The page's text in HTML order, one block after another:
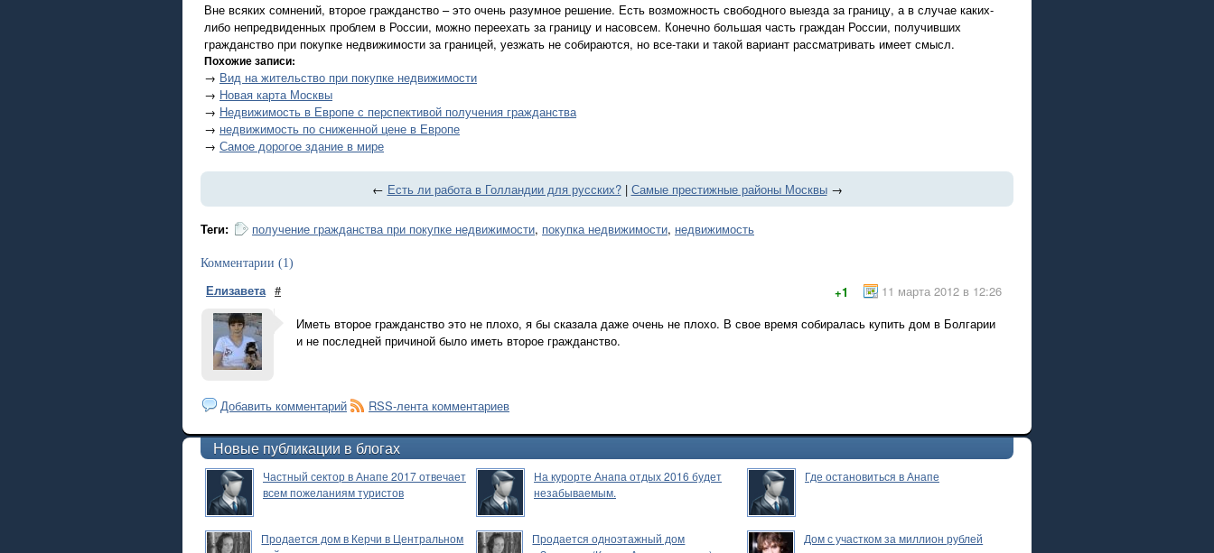
Вне всяких сомнений, второе гражданство – это очень разумное решение. Есть возможность свободного выезда за границу, а в случае каких-
либо непредвиденных проблем в России, можно переехать за границу и насовсем. Конечно большая часть граждан России, получивших
гражданство при покупке недвижимости за границей, уезжать не собираются, но все-таки и такой вариант рассматривать имеет смысл.
Похожие записи:
→ Вид на жительство при покупке недвижимости
→ Новая карта Москвы
→ Недвижимость в Европе с перспективой получения гражданства
→ недвижимость по сниженной цене в Европе
→ Самое дорогое здание в мире
← Есть ли работа в Голландии для русских?| Самые престижные районы Москвы→
Теги: получение гражданства при покупке недвижимости, покупка недвижимости, недвижимость
Комментарии (1)
Елизавета # 11 марта 2012 в 12:26
+1
Иметь второе гражданство это не плохо, я бы сказала даже очень не плохо. В свое время собиралась купить дом в Болгарии
и не последней причиной было иметь второе гражданство.
Добавить комментарий RSS-лента комментариев
Новые публикации в блогах
Частный сектор в Анапе 2017 отвечает
всем пожеланиям туристов
На курорте Анапа отдых 2016 будет
незабываемым.
Где остановиться в Анапе
Продается дом в Керчи в Центральном
Продается одноэтажный дом
Дом с участком за миллион рублей